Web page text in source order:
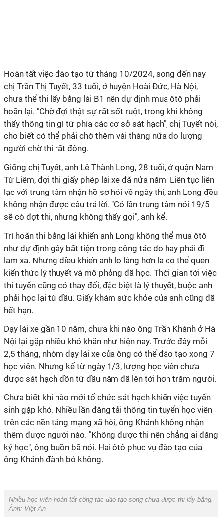
Hoàn tất việc đào tạo từ tháng 10/2024, song đến nay
chị Trần Thị Tuyết, 33 tuổi, ở huyện Hoài Đức, Hà Nội,
chưa thể thi lấy bằng lái B1 nên dự định mua ôtô phải
hoãn lại. "Chờ đợi thật sự rất sốt ruột, trong khi không
thấy thông tin gì từ phía các cơ sở sát hạch", chị Tuyết nói,
cho biết có thể phải chờ thêm vài tháng nữa do lượng
người chờ thi rất đông.
Giống chị Tuyết, anh Lê Thành Long, 28 tuổi, ở quận Nam
Từ Liêm, đợi thi giấy phép lái xe đã nửa năm. Liên tục liên
lạc với trung tâm nhận hồ sơ hỏi về ngày thi, anh Long đều
không nhận được câu trả lời. "Có lần trung tâm nói 19/5
sẽ có đợt thi, nhưng không thấy gọi", anh kể.
Trì hoãn thi bằng lái khiến anh Long không thể mua ôtô
như dự định gây bất tiện trong công tác do hay phải đi
làm xa. Nhưng điều khiến anh lo lắng hơn là có thể quên
kiến thức lý thuyết và mô phỏng đã học. Thời gian tới việc
thi tuyển cũng có thay đổi, đặc biệt là lý thuyết, buộc anh
phải học lại từ đầu. Giấy khám sức khỏe của anh cũng đã
hết hạn.
Dạy lái xe gần 10 năm, chưa khi nào ông Trần Khánh ở Hà
Nội lại gặp nhiều khó khăn như hiện nay. Trước đây mỗi
2,5 tháng, nhóm dạy lái xe của ông có thể đào tạo xong 7
học viên. Nhưng kể từ ngày 1/3, lượng học viên chưa
được sát hạch dồn từ đầu năm đã lên tới hơn trăm người.
Chưa biết khi nào mới tổ chức sát hạch khiến việc tuyển
sinh gặp khó. Nhiều lần đăng tải thông tin tuyển học viên
trên các nền tảng mạng xã hội, ông Khánh không nhận
thêm được người nào. "Không được thi nên chẳng ai đăng
ký học", ông buồn bã nói. Hai ôtô phục vụ đào tạo của
ông Khánh đành bỏ không.
Nhiều học viên hoàn tất công tác đào tạo song chưa được thi lấy bằng.
Ảnh: Việt An